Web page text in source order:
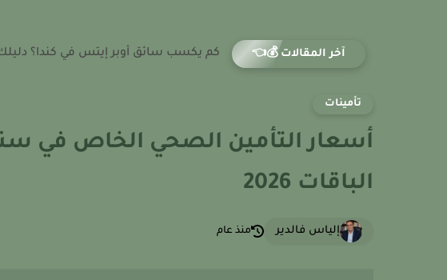
آخر المقالات 💰👈 كم يكسب سائق أوبر إيتس في كندا؟
تأمينات
أسعار التأمين الصحي الخاص في
الباقات 2026
إلياس فالدير منذ عام